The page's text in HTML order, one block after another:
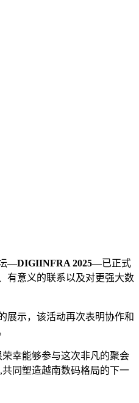
—DIGIINFRA 2025—已正式
有意义的联系以及对更强大数
展示，该活动再次表明协作和
荣幸能够参与这次非凡的聚会
同塑造越南数码格局的下一